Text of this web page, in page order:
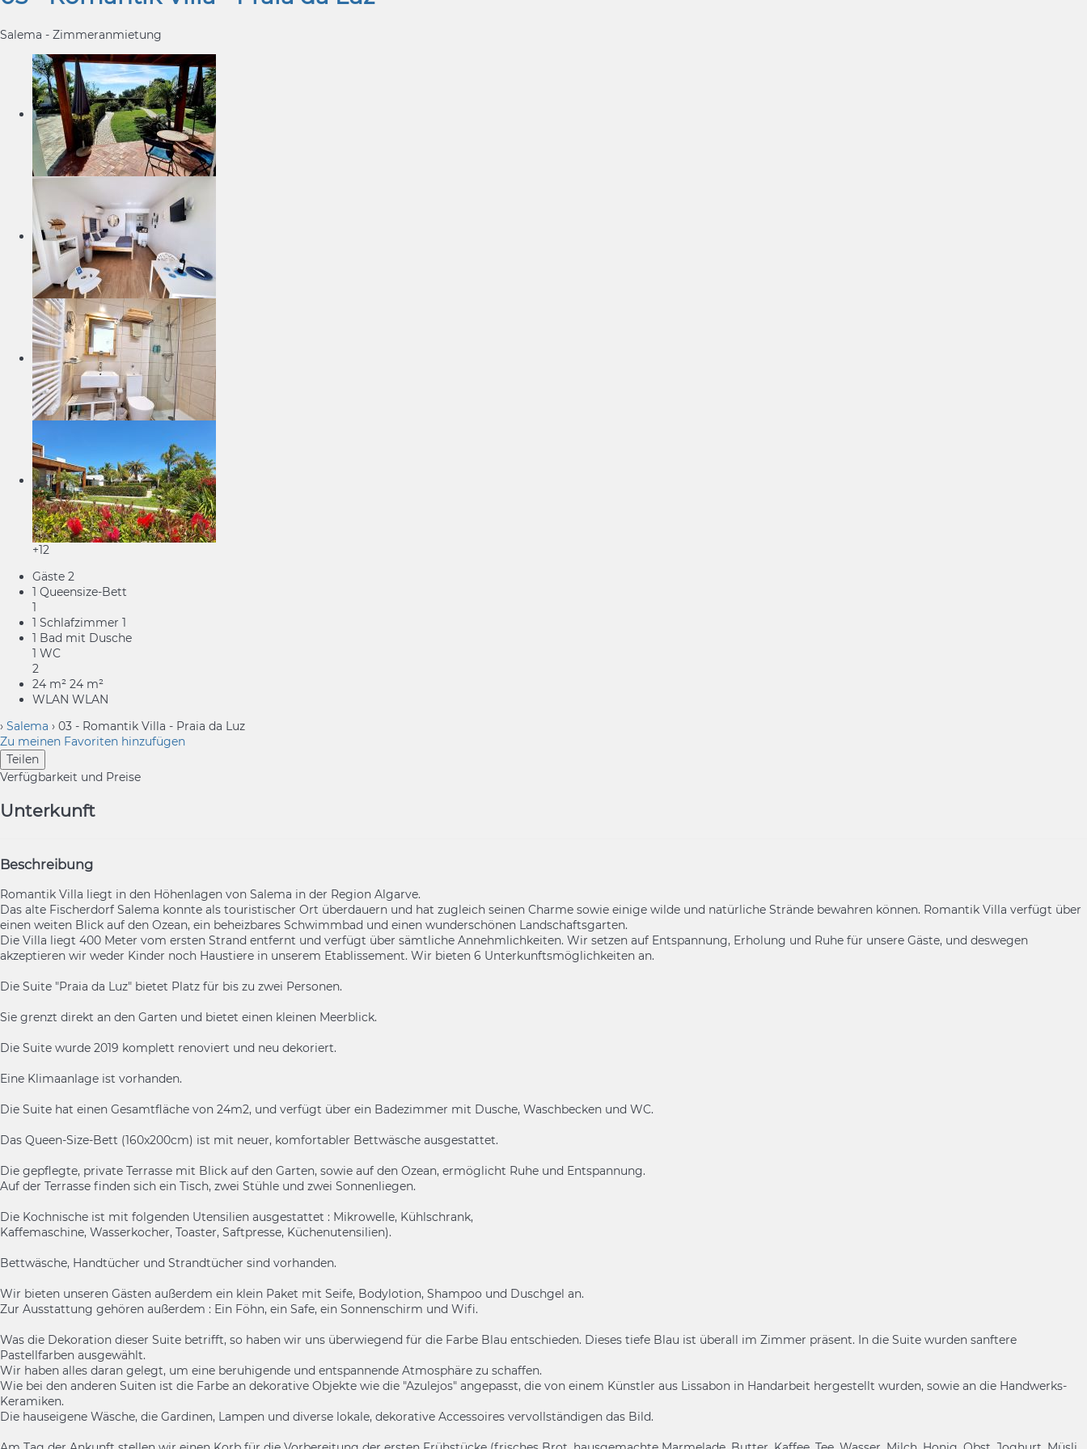
Salema - Zimmeranmietung
+12
Gäste 2
1 Queensize-Bett
1
1 Schlafzimmer 1
1 Bad mit Dusche
1 WC
2
24 m² 24 m²
WLAN WLAN
› Salema › 03 - Romantik Villa - Praia da Luz
Zu meinen Favoriten hinzufügen
Teilen
Verfügbarkeit und Preise
Unterkunft
Beschreibung
Romantik Villa liegt in den Höhenlagen von Salema in der Region Algarve.
Das alte Fischerdorf Salema konnte als touristischer Ort überdauern und hat zugleich seinen Charme sowie einige wilde und natürliche Strände bewahren können. Romantik Villa verfügt über
einen weiten Blick auf den Ozean, ein beheizbares Schwimmbad und einen wunderschönen Landschaftsgarten.
Die Villa liegt 400 Meter vom ersten Strand entfernt und verfügt über sämtliche Annehmlichkeiten. Wir setzen auf Entspannung, Erholung und Ruhe für unsere Gäste, und deswegen
akzeptieren wir weder Kinder noch Haustiere in unserem Etablissement. Wir bieten 6 Unterkunftsmöglichkeiten an.
Die Suite "Praia da Luz" bietet Platz für bis zu zwei Personen.
Sie grenzt direkt an den Garten und bietet einen kleinen Meerblick.
Die Suite wurde 2019 komplett renoviert und neu dekoriert.
Eine Klimaanlage ist vorhanden.
Die Suite hat einen Gesamtfläche von 24m2, und verfügt über ein Badezimmer mit Dusche, Waschbecken und WC.
Das Queen-Size-Bett (160x200cm) ist mit neuer, komfortabler Bettwäsche ausgestattet.
Die gepflegte, private Terrasse mit Blick auf den Garten, sowie auf den Ozean, ermöglicht Ruhe und Entspannung.
Auf der Terrasse finden sich ein Tisch, zwei Stühle und zwei Sonnenliegen.
Die Kochnische ist mit folgenden Utensilien ausgestattet : Mikrowelle, Kühlschrank,
Kaffemaschine, Wasserkocher, Toaster, Saftpresse, Küchenutensilien).
Bettwäsche, Handtücher und Strandtücher sind vorhanden.
Wir bieten unseren Gästen außerdem ein klein Paket mit Seife, Bodylotion, Shampoo und Duschgel an.
Zur Ausstattung gehören außerdem : Ein Föhn, ein Safe, ein Sonnenschirm und Wifi.
Was die Dekoration dieser Suite betrifft, so haben wir uns überwiegend für die Farbe Blau entschieden. Dieses tiefe Blau ist überall im Zimmer präsent. In die Suite wurden sanftere
Pastellfarben ausgewählt.
Wir haben alles daran gelegt, um eine beruhigende und entspannende Atmosphäre zu schaffen.
Wie bei den anderen Suiten ist die Farbe an dekorative Objekte wie die "Azulejos" angepasst, die von einem Künstler aus Lissabon in Handarbeit hergestellt wurden, sowie an die Handwerks-
Keramiken.
Die hauseigene Wäsche, die Gardinen, Lampen und diverse lokale, dekorative Accessoires vervollständigen das Bild.